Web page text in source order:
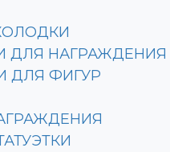
ДЛЯ НАГРАЖДЕНИЯ
ДЛЯ ФИГУР